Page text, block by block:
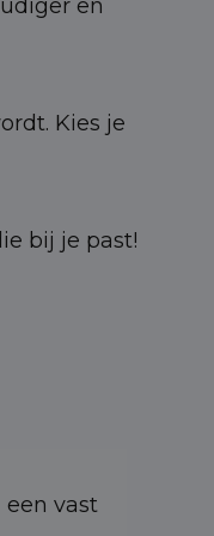
en
Kies je
bij je past!
een vast